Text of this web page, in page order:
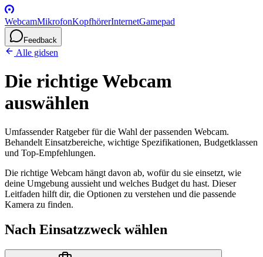
WebcamMikrofonKopfhörerInternetGamepad
Feedback
Alle gidsen
Die richtige Webcam
auswählen
Umfassender Ratgeber für die Wahl der passenden Webcam.
Behandelt Einsatzbereiche, wichtige Spezifikationen, Budgetklassen
und Top-Empfehlungen.
Die richtige Webcam hängt davon ab, wofür du sie einsetzt, wie
deine Umgebung aussieht und welches Budget du hast. Dieser
Leitfaden hilft dir, die Optionen zu verstehen und die passende
Kamera zu finden.
Nach Einsatzzweck wählen